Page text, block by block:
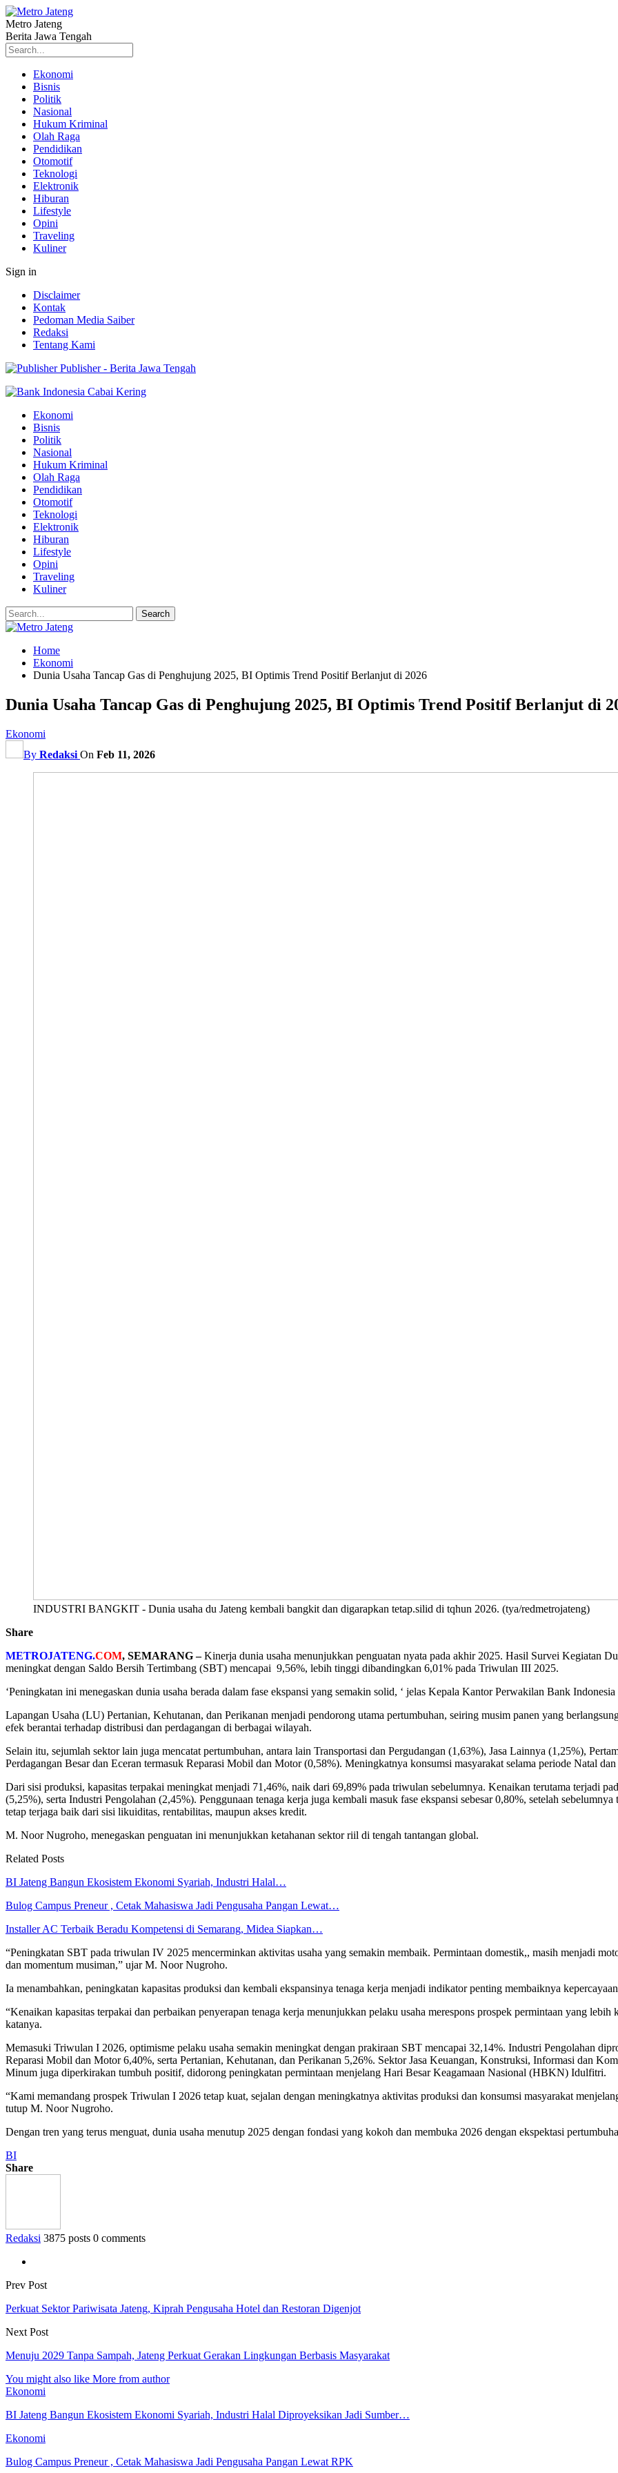
Metro Jateng
Berita Jawa Tengah
Ekonomi
Bisnis
Politik
Nasional
Hukum Kriminal
Olah Raga
Pendidikan
Otomotif
Teknologi
Elektronik
Hiburan
Lifestyle
Opini
Traveling
Kuliner
Sign in
Disclaimer
Kontak
Pedoman Media Saiber
Redaksi
Tentang Kami
Publisher - Berita Jawa Tengah
Ekonomi
Bisnis
Politik
Nasional
Hukum Kriminal
Olah Raga
Pendidikan
Otomotif
Teknologi
Elektronik
Hiburan
Lifestyle
Opini
Traveling
Kuliner
Home
Ekonomi
Dunia Usaha Tancap Gas di Penghujung 2025, BI Optimis Trend Positif Berlanjut di 2026
Dunia Usaha Tancap Gas di Penghujung 2025, BI Optimis Trend Positif Berlanjut di
Ekonomi
By Redaksi On Feb 11, 2026
INDUSTRI BANGKIT - Dunia usaha du Jateng kembali bangkit dan digarapkan tetap.silid di tqhun 2026. (tya/redmetrojateng)
Share
METROJATENG.COM, SEMARANG –Kinerja dunia usaha menunjukkan penguatan nyata pada akhir 2025. Hasil Survei Kegiatan
meningkat dengan Saldo Bersih Tertimbang (SBT) mencapai 9,56%, lebih tinggi dibandingkan 6,01% pada Triwulan III 2025.
‘Peningkatan ini menegaskan dunia usaha berada dalam fase ekspansi yang semakin solid, ‘ jelas Kepala Kantor Perwakilan Bank
Lapangan Usaha (LU) Pertanian, Kehutanan, dan Perikanan menjadi pendorong utama pertumbuhan, seiring musim panen yang
efek berantai terhadap distribusi dan perdagangan di berbagai wilayah.
Selain itu, sejumlah sektor lain juga mencatat pertumbuhan, antara lain Transportasi dan Pergudangan (1,63%), Jasa Lainnya (1,25%),
Perdagangan Besar dan Eceran termasuk Reparasi Mobil dan Motor (0,58%). Meningkatnya konsumsi masyarakat selama periode Natal
Dari sisi produksi, kapasitas terpakai meningkat menjadi 71,46%, naik dari 69,89% pada triwulan sebelumnya. Kenaikan terutama terjadi
(5,25%), serta Industri Pengolahan (2,45%). Penggunaan tenaga kerja juga kembali masuk fase ekspansi sebesar 0,80%, setelah
tetap terjaga baik dari sisi likuiditas, rentabilitas, maupun akses kredit.
M. Noor Nugroho, menegaskan penguatan ini menunjukkan ketahanan sektor riil di tengah tantangan global.
Related Posts
BI Jateng Bangun Ekosistem Ekonomi Syariah, Industri Halal…
Bulog Campus Preneur , Cetak Mahasiswa Jadi Pengusaha Pangan Lewat…
Installer AC Terbaik Beradu Kompetensi di Semarang, Midea Siapkan…
“Peningkatan SBT pada triwulan IV 2025 mencerminkan aktivitas usaha yang semakin membaik. Permintaan domestik,, masih menjadi
dan momentum musiman,” ujar M. Noor Nugroho.
Ia menambahkan, peningkatan kapasitas produksi dan kembali ekspansinya tenaga kerja menjadi indikator penting membaiknya
“Kenaikan kapasitas terpakai dan perbaikan penyerapan tenaga kerja menunjukkan pelaku usaha merespons prospek permintaan yang
katanya.
Memasuki Triwulan I 2026, optimisme pelaku usaha semakin meningkat dengan prakiraan SBT mencapai 32,14%. Industri Pengolahan
Reparasi Mobil dan Motor 6,40%, serta Pertanian, Kehutanan, dan Perikanan 5,26%. Sektor Jasa Keuangan, Konstruksi, Informasi dan
Minum juga diperkirakan tumbuh positif, didorong peningkatan permintaan menjelang Hari Besar Keagamaan Nasional (HBKN) Idulfitri.
“Kami memandang prospek Triwulan I 2026 tetap kuat, sejalan dengan meningkatnya aktivitas produksi dan konsumsi masyarakat
tutup M. Noor Nugroho.
Dengan tren yang terus menguat, dunia usaha menutup 2025 dengan fondasi yang kokoh dan membuka 2026 dengan ekspektasi
BI
Share
Redaksi 3875 posts 0 comments
Prev Post
Perkuat Sektor Pariwisata Jateng, Kiprah Pengusaha Hotel dan Restoran Digenjot
Next Post
Menuju 2029 Tanpa Sampah, Jateng Perkuat Gerakan Lingkungan Berbasis Masyarakat
You might also like More from author
Ekonomi
BI Jateng Bangun Ekosistem Ekonomi Syariah, Industri Halal Diproyeksikan Jadi Sumber…
Ekonomi
Bulog Campus Preneur , Cetak Mahasiswa Jadi Pengusaha Pangan Lewat RPK